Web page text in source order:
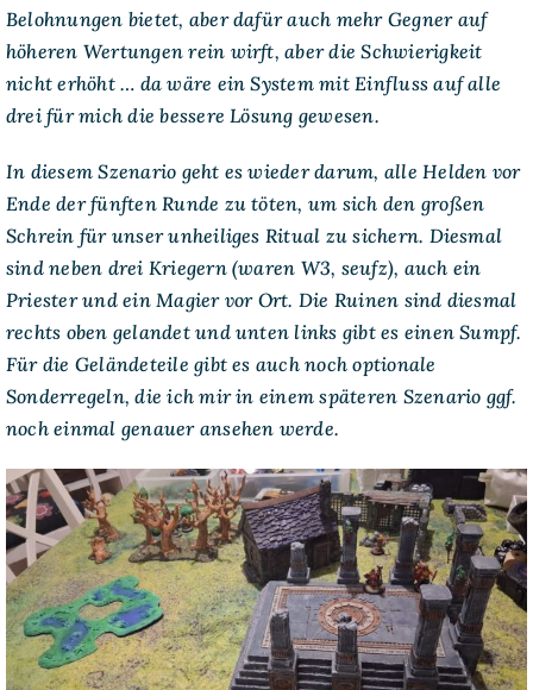
Belohnungen bietet, aber dafür auch mehr Gegner auf
höheren Wertungen rein wirft, aber die Schwierigkeit
nicht erhöht … da wäre ein System mit Einfluss auf alle
drei für mich die bessere Lösung gewesen.
In diesem Szenario geht es wieder darum, alle Helden vor
Ende der fünften Runde zu töten, um sich den großen
Schrein für unser unheiliges Ritual zu sichern. Diesmal
sind neben drei Kriegern (waren W3, seufz), auch ein
Priester und ein Magier vor Ort. Die Ruinen sind diesmal
rechts oben gelandet und unten links gibt es einen Sumpf.
Für die Geländeteile gibt es auch noch optionale
Sonderregeln, die ich mir in einem späteren Szenario ggf.
noch einmal genauer ansehen werde.